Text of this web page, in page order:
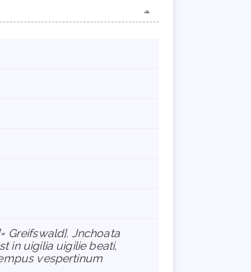
Greifswald]. Jnchoata
in uigilia uigilie beati,
vespertinum